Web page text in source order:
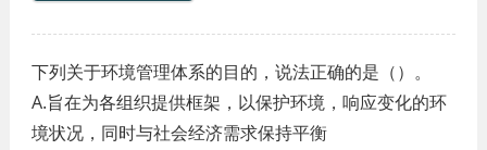
下列关于环境管理体系的目的，说法正确的是（）。
A.旨在为各组织提供框架，以保护环境，响应变化的环
境状况，同时与社会经济需求保持平衡